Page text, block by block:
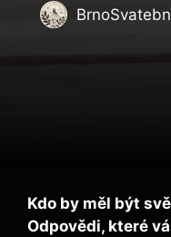
Kdo by měl být
Odpovědi, které